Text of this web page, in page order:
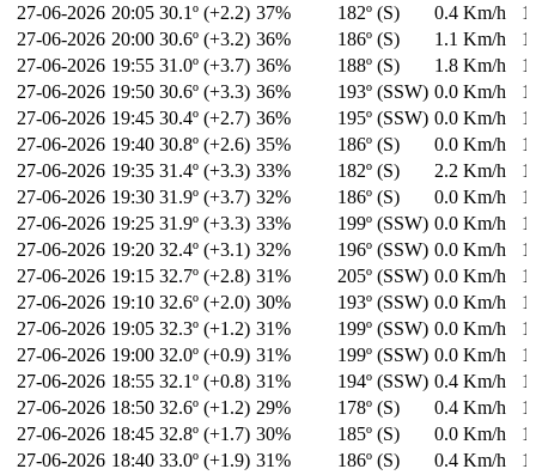
27-06-2026 20:05 30.1º (+2.2) 37% 182º (S) 0.4 Km/h
27-06-2026 20:00 30.6º (+3.2) 36% 186º (S) 1.1 Km/h
27-06-2026 19:55 31.0º (+3.7) 36% 188º (S) 1.8 Km/h
27-06-2026 19:50 30.6º (+3.3) 36% 193º (SSW) 0.0 Km/h
27-06-2026 19:45 30.4º (+2.7) 36% 195º (SSW) 0.0 Km/h
27-06-2026 19:40 30.8º (+2.6) 35% 186º (S) 0.0 Km/h
27-06-2026 19:35 31.4º (+3.3) 33% 182º (S) 2.2 Km/h
27-06-2026 19:30 31.9º (+3.7) 32% 186º (S) 0.0 Km/h
27-06-2026 19:25 31.9º (+3.3) 33% 199º (SSW) 0.0 Km/h
27-06-2026 19:20 32.4º (+3.1) 32% 196º (SSW) 0.0 Km/h
27-06-2026 19:15 32.7º (+2.8) 31% 205º (SSW) 0.0 Km/h
27-06-2026 19:10 32.6º (+2.0) 30% 193º (SSW) 0.0 Km/h
27-06-2026 19:05 32.3º (+1.2) 31% 199º (SSW) 0.0 Km/h
27-06-2026 19:00 32.0º (+0.9) 31% 199º (SSW) 0.0 Km/h
27-06-2026 18:55 32.1º (+0.8) 31% 194º (SSW) 0.4 Km/h
27-06-2026 18:50 32.6º (+1.2) 29% 178º (S) 0.4 Km/h
27-06-2026 18:45 32.8º (+1.7) 30% 185º (S) 0.0 Km/h
27-06-2026 18:40 33.0º (+1.9) 31% 186º (S) 0.4 Km/h